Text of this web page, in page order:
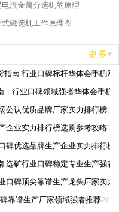
电流金属分选机的原理
式磁选机工作原理图
更多+
2026-06-26
南 行业口碑标杆华体会手机网
2026-06-26
行业口碑领域强者华体会手机
2026-06-26
公认优质品牌厂家实力排行榜
2026-06-26
企业实力排行榜选购参考攻略
2026-06-26
碑优选品牌生产企业实力排行榜
2026-06-26
选矿行业口碑稳定专业生产强者
2026-06-26
口碑顶尖靠谱生产龙头厂家实力
2026-06-26
靠谱生产厂家领域强者推荐